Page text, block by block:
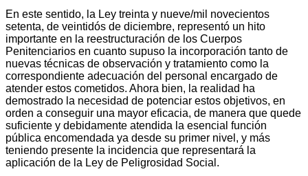
En este sentido, la Ley treinta y nueve/mil novecientos
setenta, de veintidós de diciembre, representó un hito
importante en la reestructuración de los Cuerpos
Penitenciarios en cuanto supuso la incorporación tanto de
nuevas técnicas de observación y tratamiento como la
correspondiente adecuación del personal encargado de
atender estos cometidos. Ahora bien, la realidad ha
demostrado la necesidad de potenciar estos objetivos, en
orden a conseguir una mayor eficacia, de manera que quede
suficiente y debidamente atendida la esencial función
pública encomendada ya desde su primer nivel, y más
teniendo presente la incidencia que representará la
aplicación de la Ley de Peligrosidad Social.